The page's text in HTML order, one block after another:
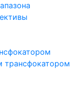
трансфокатором